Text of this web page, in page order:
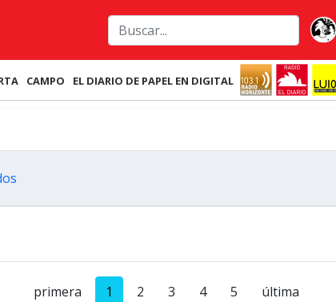
CAMPO EL DIARIO DE PAPEL EN DIGITAL
primera 1 2 3 4 5 última